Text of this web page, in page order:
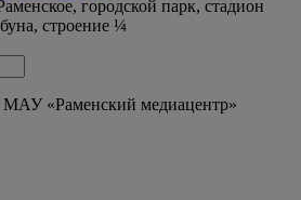
городской парк, стадион
строение ¼
«Раменский медиацентр»